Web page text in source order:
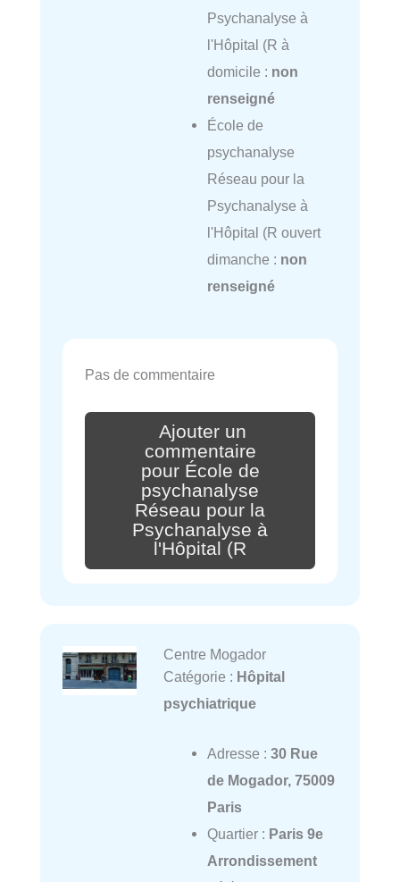
Psychanalyse à
l'Hôpital (R à
domicile : non
renseigné
École de
psychanalyse
Réseau pour la
Psychanalyse à
l'Hôpital (R ouvert
dimanche : non
renseigné
Pas de commentaire
Ajouter un
commentaire
pour École de
psychanalyse
Réseau pour la
Psychanalyse à
l'Hôpital (R
Centre Mogador
Catégorie : Hôpital
psychiatrique
Adresse : 30 Rue
de Mogador, 75009
Paris
Quartier : Paris 9e
Arrondissement